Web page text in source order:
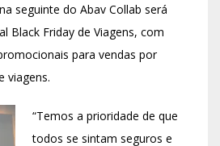
seguinte do Abav Collab será
Black Friday de Viagens, com
para vendas por
viagens.
“Temos a prioridade de que
todos se sintam seguros e